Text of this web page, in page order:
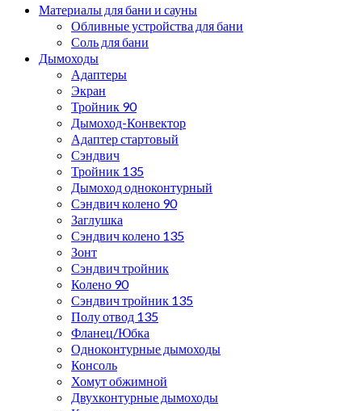
Материалы для бани и сауны
Обливные устройства для бани
Соль для бани
Дымоходы
Адаптеры
Экран
Тройник 90
Дымоход-Конвектор
Адаптер стартовый
Сэндвич
Тройник 135
Дымоход одноконтурный
Сэндвич колено 90
Заглушка
Сэндвич колено 135
Зонт
Сэндвич тройник
Колено 90
Сэндвич тройник 135
Полу отвод 135
Фланец/Юбка
Одноконтурные дымоходы
Консоль
Хомут обжимной
Двухконтурные дымоходы